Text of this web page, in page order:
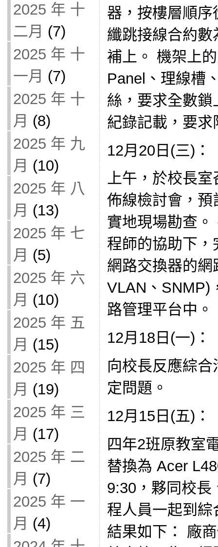
2025 年 十
二月 (7)
2025 年 十
一月 (7)
2025 年 十
月 (8)
2025 年 九
月 (10)
2025 年 八
月 (13)
2025 年 七
月 (5)
2025 年 六
月 (10)
2025 年 五
月 (15)
2025 年 四
月 (19)
2025 年 三
月 (17)
2025 年 二
月 (7)
2025 年 一
月 (4)
器，按樓層順
纖跳接線合約
補上。 機架上
Panel、理線槽
絲，要求全數
紀錄記載，要求
12月20日(三)：
上午，於校長
佈線檢討會，
實地現場勘查
程師的協助下
網路交換器的
VLAN、SNMP)
路管理平台中。
12月18日(一)：
向校長反應綜
定問題。
12月15日(五)：
四年2班原教室
替換為 Acer
9:30，夥同校長
程人員一起到
結果如下： 廠